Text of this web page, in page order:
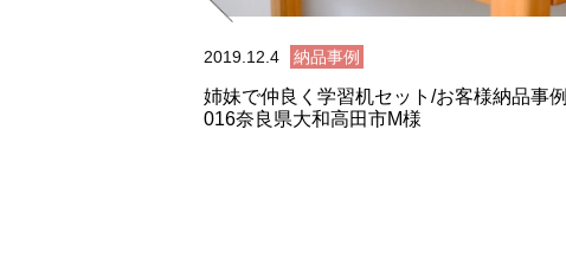
2019.12.4 納品事例
姉妹で仲良く学習机セット/お客様納品事例
016奈良県大和高田市M様